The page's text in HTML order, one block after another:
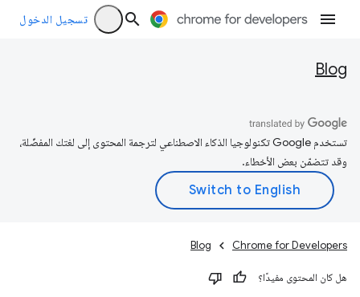
تسجيل الدخول
Blog
تستخدم Google تكنولوجيا الذكاء الاصطناعي لترجمة المحتوى إلى لغتك المفضّلة،
وقد تتضمّن بعض الأخطاء.
Chrome for Developers
Blog
هل كان المحتوى مفيدًا؟